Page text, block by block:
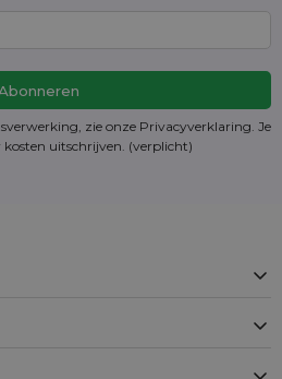
zie onze Privacyverklaring. Je
uitschrijven . (verplicht)